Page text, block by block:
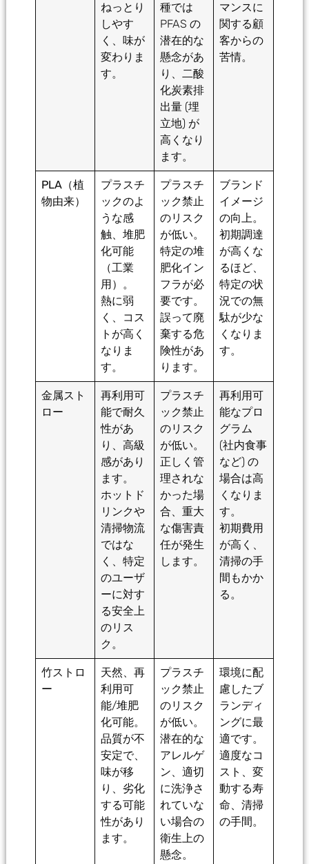
ねっとり
しやす
く、味が
変わりま
す。
種では
PFAS の
潜在的な
懸念があ
り、二酸
化炭素排
出量 (埋
立地) が
高くなり
ます。
マンスに
関する顧
客からの
苦情。
PLA（植
物由来）
プラスチ
ックのよ
うな感
触、堆肥
化可能
（工業
用）。
熱に弱
く、コス
トが高く
なりま
す。
プラスチ
ック禁止
のリスク
が低い。
特定の堆
肥化イン
フラが必
要です。
誤って廃
棄する危
険性があ
ります。
ブランド
イメージ
の向上。
初期調達
が高くな
るほど、
特定の状
況での無
駄が少な
くなりま
す。
金属スト
ロー
再利用可
能で耐久
性があ
り、高級
感があり
ます。
ホットド
リンクや
清掃物流
ではな
く、特定
のユーザ
ーに対す
る安全上
のリス
ク。
プラスチ
ック禁止
のリスク
が低い。
正しく管
理されな
かった場
合、重大
な傷害責
任が発生
します。
再利用可
能なプロ
グラム
(社内食事
など) の
場合は高
くなりま
す。
初期費用
が高く、
清掃の手
間もかか
る。
竹ストロ
ー
天然、再
利用可
能/堆肥
化可能。
品質が不
安定で、
味が移
り、劣化
する可能
性があり
ます。
プラスチ
ック禁止
のリスク
が低い。
潜在的な
アレルゲ
ン、適切
に洗浄さ
れていな
い場合の
衛生上の
懸念。
環境に配
慮したブ
ランディ
ングに最
適です。
適度なコ
スト、変
動する寿
命、清掃
の手間。